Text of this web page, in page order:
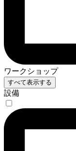
ワークショップ
すべて表示する
設備